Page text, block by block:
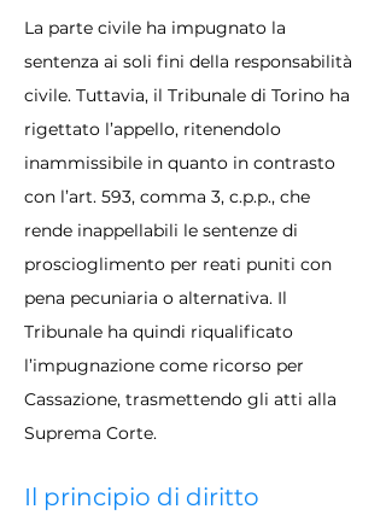
La parte civile ha impugnato la
sentenza ai soli fini della responsabilità
civile. Tuttavia, il Tribunale di Torino ha
rigettato l’appello, ritenendolo
inammissibile in quanto in contrasto
con l’art. 593, comma 3, c.p.p., che
rende inappellabili le sentenze di
proscioglimento per reati puniti con
pena pecuniaria o alternativa. Il
Tribunale ha quindi riqualificato
l’impugnazione come ricorso per
Cassazione, trasmettendo gli atti alla
Suprema Corte​.
Il principio di diritto